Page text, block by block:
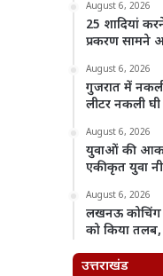
August 6, 2026
25 शादियां
प्रकरण सामने
August 6, 2026
गुजरात में
लीटर नकली घी
August 6, 2026
युवाओं की
एकीकृत युवा
August 6, 2026
लखनऊ कोचिंग
को किया तलब,
उत्तराखंड